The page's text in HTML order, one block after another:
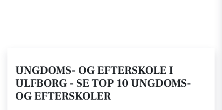
UNGDOMS- OG EFTERSKOLE I
ULFBORG - SE TOP 10 UNGDOMS-
OG EFTERSKOLER